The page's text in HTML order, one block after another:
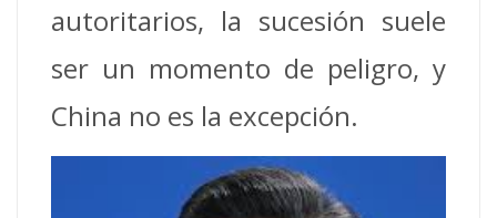
autoritarios, la sucesión suele
ser un momento de peligro, y
China no es la excepción.